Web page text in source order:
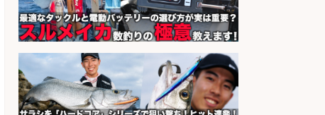
さらに求人情報を見る